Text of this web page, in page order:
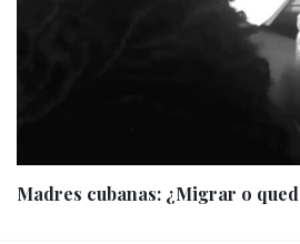
Madres cubanas: ¿Migrar o